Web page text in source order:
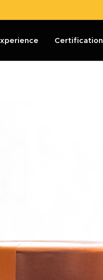
Certification